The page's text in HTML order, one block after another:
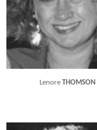
Lenore THOMSON